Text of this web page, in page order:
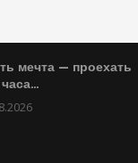
мечта — проехать